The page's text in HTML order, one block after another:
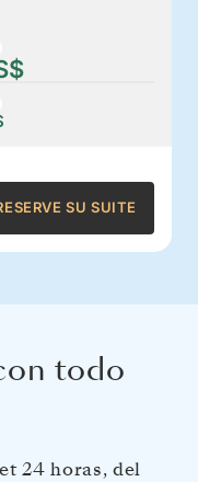
SU SUITE
todo
24 horas, del